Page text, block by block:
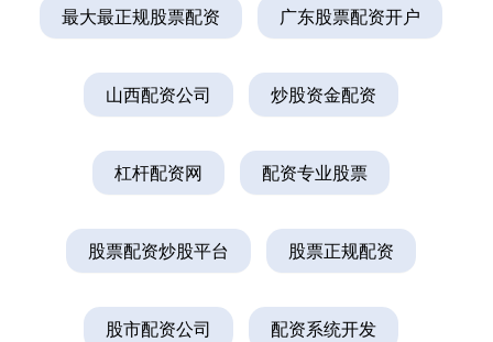
最大最正规股票配资 广东股票配资开户
山西配资公司 炒股资金配资
杠杆配资网 配资专业股票
股票配资炒股平台 股票正规配资
股市配资公司 配资系统开发